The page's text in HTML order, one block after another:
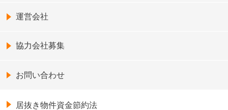
運営会社
協力会社募集
お問い合わせ
居抜き物件資金節約法